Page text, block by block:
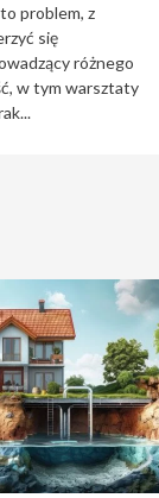
problem, z
się
różnego
w tym warsztaty